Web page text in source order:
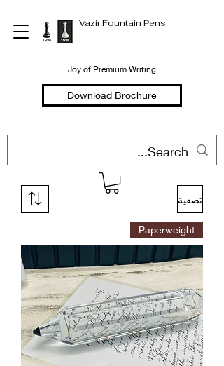
Vazir Fountain Pens
Joy of Premium Writing
Download Brochure
تصفية
Paperweight